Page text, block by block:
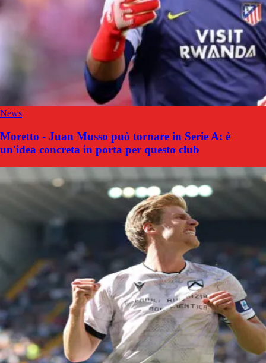
News
Moretto - Juan Musso può tornare in Serie A: è
un'idea concreta in porta per questo club